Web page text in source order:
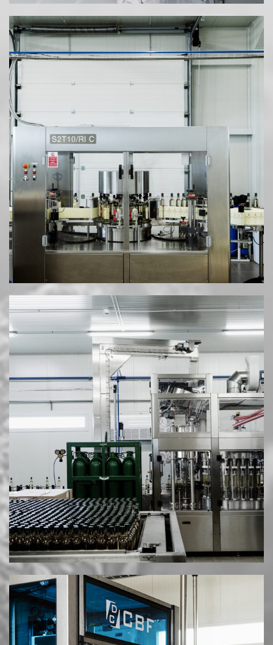
Διεύθ.: Νέα Μεσημβρία Θεσσαλονίκης
Email: info@mesimvriawines.gr
Τηλ.: +30 2310.713981
HOSTED AND PROTECTED BY FREESPIRITS
|
ΠΟΛΙΤΙΚΉ ΑΠΟΡΡΉΤΟΥ & COOKIES
© 2025 MESIMVRIA WINES. ALL RIGHTS RESERVED